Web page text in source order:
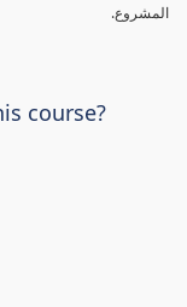
المشروع.
course?